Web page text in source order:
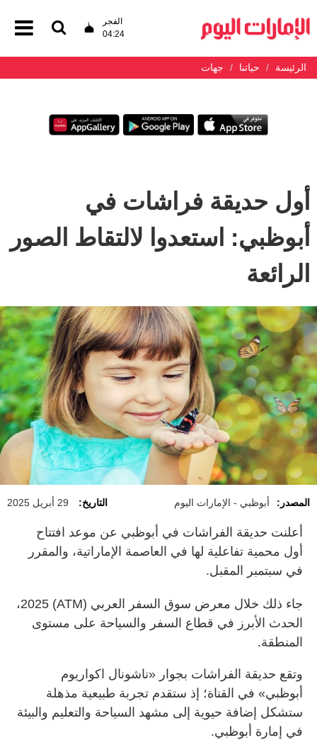
الفجر
04:24
الرئيسة حياتنا جهات
أول حديقة فراشات في
أبوظبي: استعدوا لالتقاط الصور
الرائعة
المصدر: أبوظبي - الإمارات اليوم التاريخ: 29 أبريل 2025
أعلنت حديقة الفراشات في أبوظبي عن موعد افتتاح
أول محمية تفاعلية لها في العاصمة الإماراتية، والمقرر
في سبتمبر المقبل.
جاء ذلك خلال معرض سوق السفر العربي (ATM) 2025،
الحدث الأبرز في قطاع السفر والسياحة على مستوى
المنطقة.
وتقع حديقة الفراشات بجوار «ناشونال اكواريوم
أبوظبي» في القناة؛ إذ ستقدم تجربة طبيعية مذهلة
ستشكل إضافة حيوية إلى مشهد السياحة والتعليم والبيئة
في إمارة أبوظبي.